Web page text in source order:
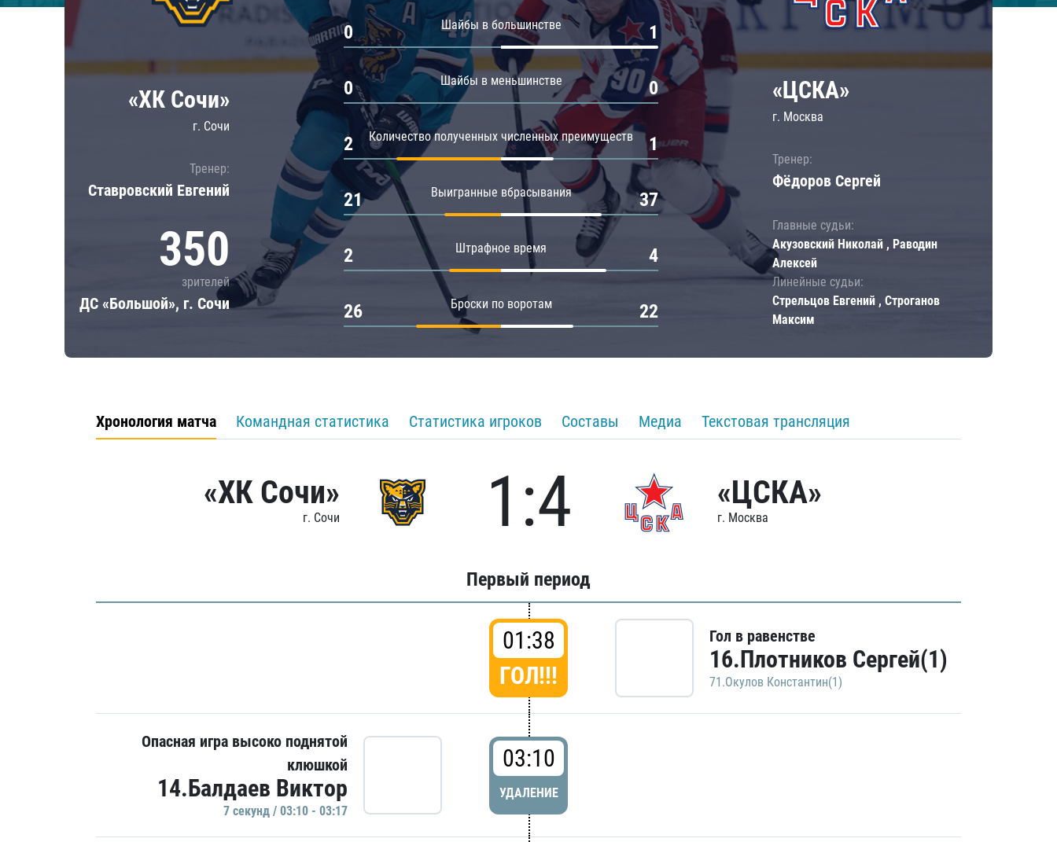
Локомотив
ЦСКА
Шанхайские Драконы
Амур
Барыс
Салават Юлаев
«ХК Сочи»
г. Сочи
Тренер:
Ставровский Евгений
350
зрителей
ДС «Большой», г. Сочи
Шайбы в большинстве
0 1
Шайбы в меньшинстве
0 0
Количество полученных численных преимуществ
2 1
Выигранные вбрасывания
21 37
Штрафное время
2 4
Броски по воротам
26 22
«ЦСКА»
г. Москва
Тренер:
Фёдоров Сергей
Главные судьи:
Акузовский Николай , Раводин
Алексей
Линейные судьи:
Стрельцов Евгений , Строганов
Максим
Хронология матча Командная статистика Статистика игроков Составы Медиа Текстовая трансляция
«ХК Сочи»
г. Сочи 1:4 «ЦСКА»
г. Москва
Первый период
01:38
ГОЛ!!!
Гол в равенстве
16.Плотников Сергей(1)
71.Окулов Константин(1)
Опасная игра высоко поднятой
клюшкой
14.Балдаев Виктор
7 секунд / 03:10 - 03:17
03:10
УДАЛЕНИЕ